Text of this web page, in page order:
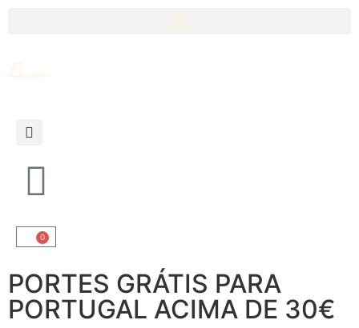
0
PORTES GRÁTIS PARA
PORTUGAL ACIMA DE 30€